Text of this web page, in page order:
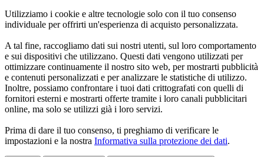
Utilizziamo i cookie e altre tecnologie solo con il tuo consenso
individuale per offrirti un'esperienza di acquisto personalizzata.
A tal fine, raccogliamo dati sui nostri utenti, sul loro comportamento
e sui dispositivi che utilizzano. Questi dati vengono utilizzati per
ottimizzare continuamente il nostro sito web, per mostrarti pubblicità
e contenuti personalizzati e per analizzare le statistiche di utilizzo.
Inoltre, possiamo confrontare i tuoi dati crittografati con quelli di
fornitori esterni e mostrarti offerte tramite i loro canali pubblicitari
online, ma solo se utilizzi già i loro servizi.
Prima di dare il tuo consenso, ti preghiamo di verificare le
impostazioni e la nostra Informativa sulla protezione dei dati.